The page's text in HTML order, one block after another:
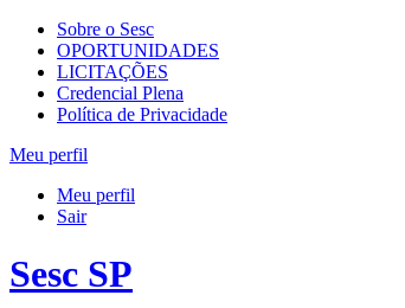
Sobre o Sesc
OPORTUNIDADES
LICITAÇÕES
Credencial Plena
Política de Privacidade
Meu perfil
Meu perfil
Sair
Sesc SP